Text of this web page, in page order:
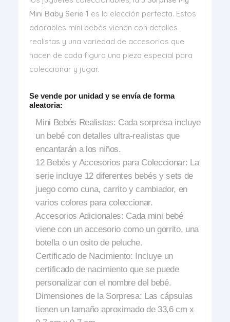
Mini Baby Serie 1 es la elección perfecta. Estos
adorables mini bebés vienen con detalles
realistas y una variedad de accesorios que
hacen de cada figura una pieza especial para
coleccionar y jugar.
Se vende por unidad y se envía de forma
aleatoria:
Mini Bebés Realistas: Cada sorpresa incluye
un bebé con detalles ultra-realistas que
encantarán a los niños.
12 Bebés y Accesorios para Coleccionar: La
serie incluye 12 diferentes bebés y sets de
juego como cuna, carrito y cambiador, en
varios colores para coleccionar.
Accesorios Adicionales: Cada mini bebé
viene con un accesorio como un gorrito, una
botella o un osito de peluche.
Certificado de Nacimiento: Incluye un
certificado de nacimiento que se puede
personalizar con el nombre del bebé.
Dimensiones de la Sorpresa: Las cápsulas
tienen un tamaño aproximado de 33,6 cm x